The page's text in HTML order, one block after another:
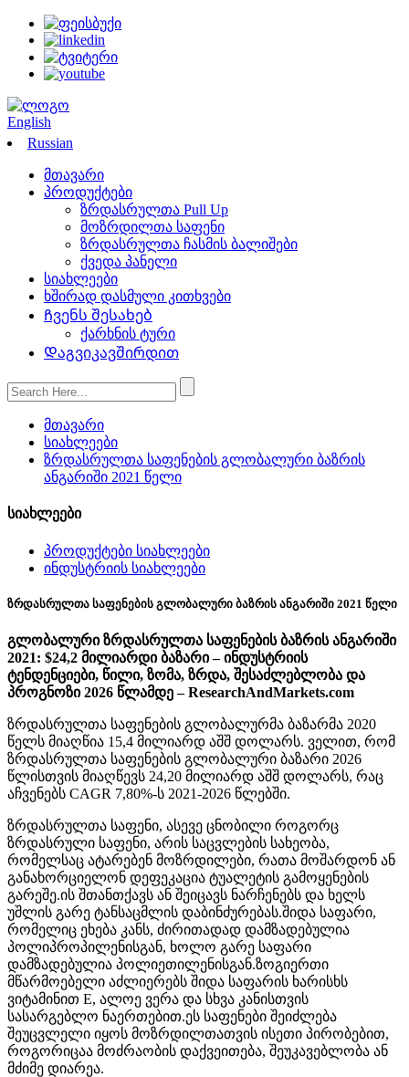
English
Russian
მთავარი
პროდუქტები
ზრდასრულთა Pull Up
მოზრდილთა საფენი
ზრდასრულთა ჩასმის ბალიშები
ქვედა პანელი
სიახლეები
ხშირად დასმული კითხვები
Ჩვენს შესახებ
ქარხნის ტური
Დაგვიკავშირდით
მთავარი
სიახლეები
ზრდასრულთა საფენების გლობალური ბაზრის
ანგარიში 2021 წელი
სიახლეები
პროდუქტები სიახლეები
ინდუსტრიის სიახლეები
ზრდასრულთა საფენების გლობალური ბაზრის ანგარიში 2021 წელი
გლობალური ზრდასრულთა საფენების ბაზრის ანგარიში
2021: $24,2 მილიარდი ბაზარი – ინდუსტრიის
ტენდენციები, წილი, ზომა, ზრდა, შესაძლებლობა და
პროგნოზი 2026 წლამდე – ResearchAndMarkets.com
ზრდასრულთა საფენების გლობალურმა ბაზარმა 2020
წელს მიაღწია 15,4 მილიარდ აშშ დოლარს. ველით, რომ
ზრდასრულთა საფენების გლობალური ბაზარი 2026
წლისთვის მიაღწევს 24,20 მილიარდ აშშ დოლარს, რაც
აჩვენებს CAGR 7,80%-ს 2021-2026 წლებში.
ზრდასრულთა საფენი, ასევე ცნობილი როგორც
ზრდასრული საფენი, არის საცვლების სახეობა,
რომელსაც ატარებენ მოზრდილები, რათა მოშარდონ ან
განახორციელონ დეფეკაცია ტუალეტის გამოყენების
გარეშე.ის შთანთქავს ან შეიცავს ნარჩენებს და ხელს
უშლის გარე ტანსაცმლის დაბინძურებას.შიდა საფარი,
რომელიც ეხება კანს, ძირითადად დამზადებულია
პოლიპროპილენისგან, ხოლო გარე საფარი
დამზადებულია პოლიეთილენისგან.ზოგიერთი
მწარმოებელი აძლიერებს შიდა საფარის ხარისხს
ვიტამინით E, ალოე ვერა და სხვა კანისთვის
სასარგებლო ნაერთებით.ეს საფენები შეიძლება
შეუცვლელი იყოს მოზრდილთათვის ისეთი პირობებით,
როგორიცაა მოძრაობის დაქვეითება, შეუკავებლობა ან
მძიმე დიარეა.